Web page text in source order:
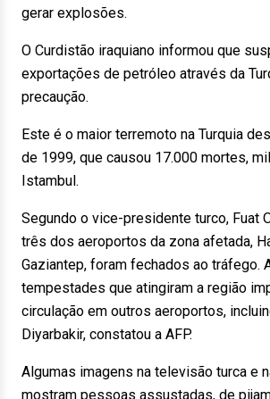
gerar explosões.
O Curdistão iraquiano informou que
exportações de petróleo através da
precaução.
Este é o maior terremoto na Turquia
de 1999, que causou 17.000 mortes,
Istambul.
Segundo o vice-presidente turco, Fuat
três dos aeroportos da zona afetada,
Gaziantep, foram fechados ao tráfego.
tempestades que atingiram a região
circulação em outros aeroportos,
Diyarbakir, constatou a AFP.
Algumas imagens na televisão turca e
mostram pessoas assustadas, de